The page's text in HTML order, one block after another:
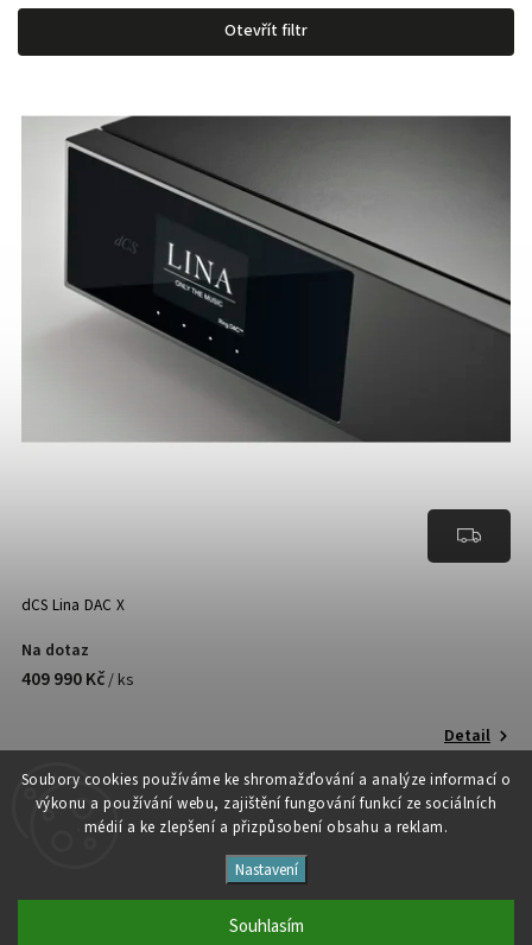
Soubory cookies používáme ke shromažďování a analýze informací o
výkonu a používání webu, zajištění fungování funkcí ze sociálních
médií a ke zlepšení a přizpůsobení obsahu a reklam.
Nastavení
Souhlasím
Nejdražší
Nejprodávanější
Otevřít filtr
dCS Lina DAC X
Na dotaz
409 990 Kč/ ks
Detail
Studio Špalíček
Upravit nastavení cookies